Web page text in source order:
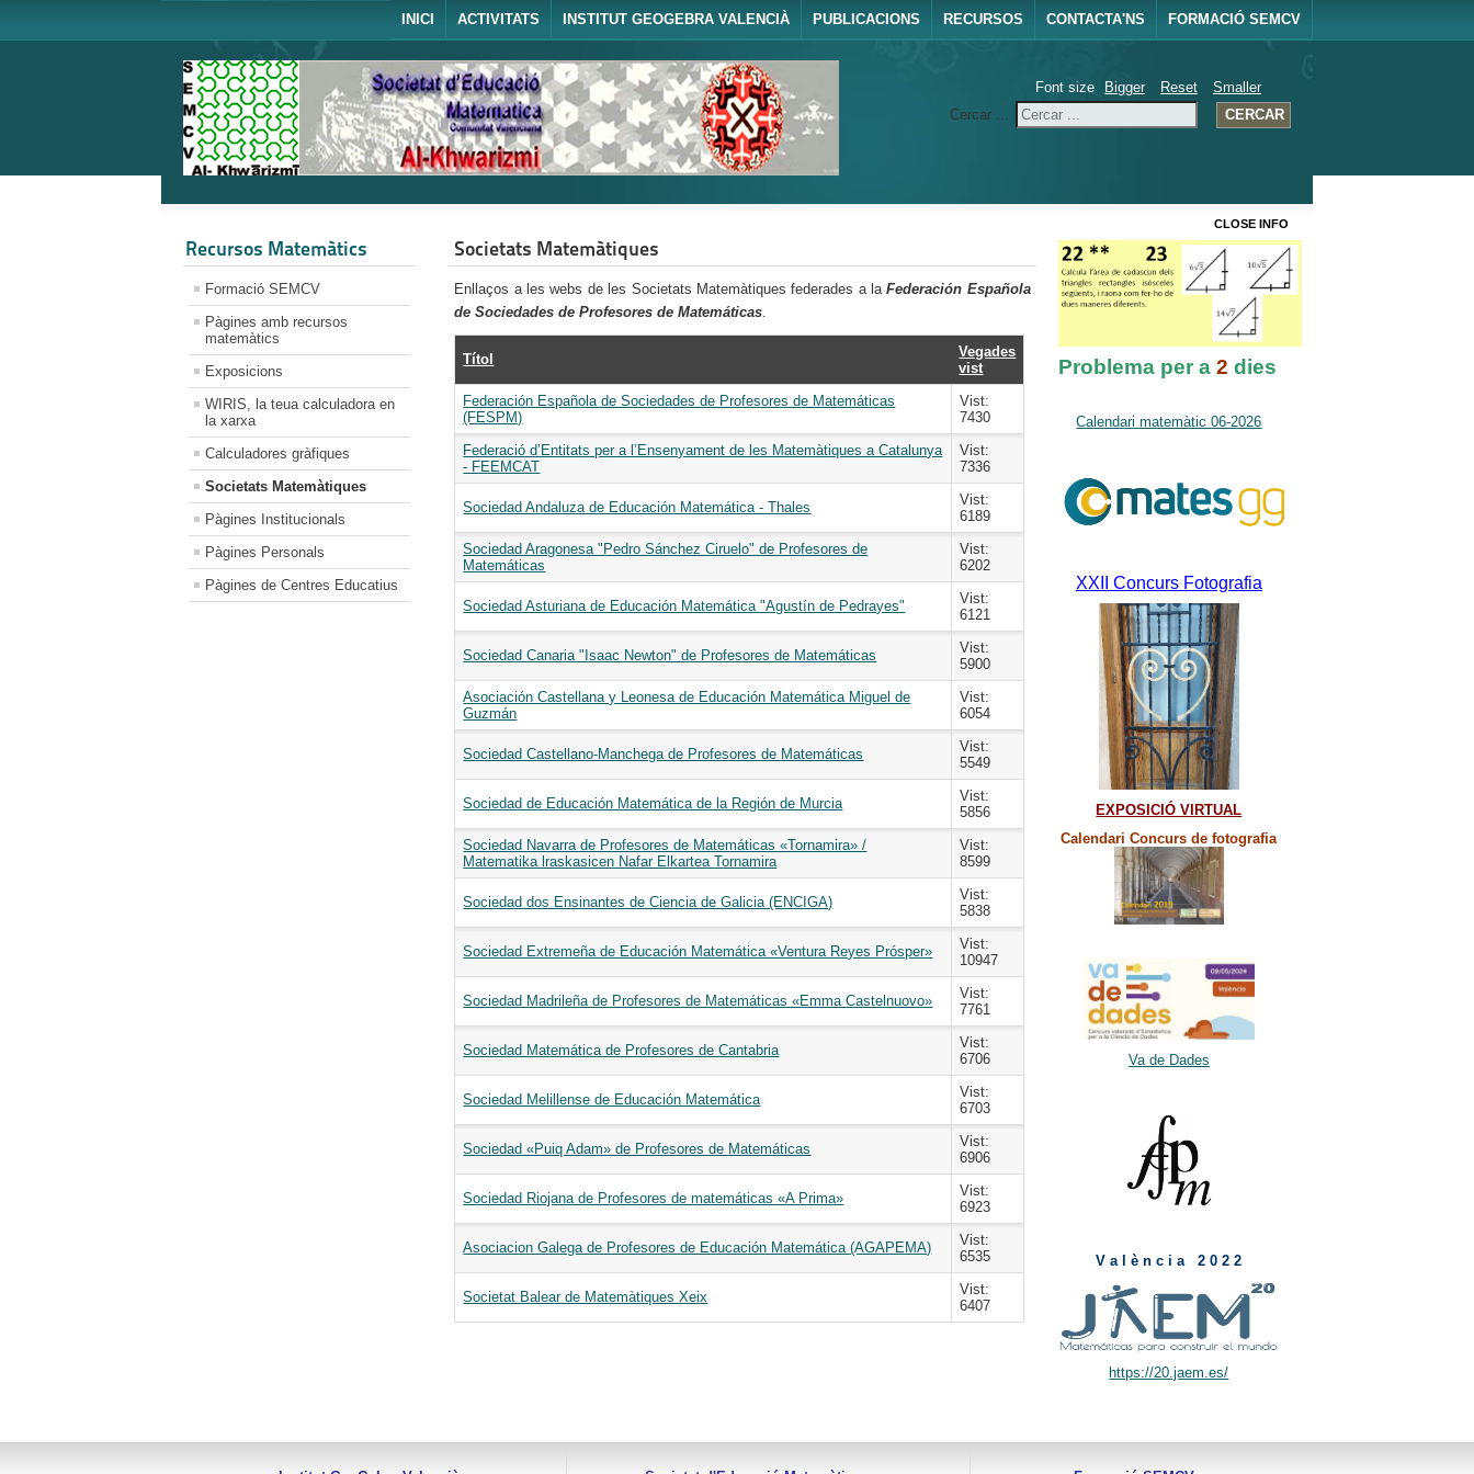
INICI ACTIVITATS INSTITUT GEOGEBRA VALENCIÀ PUBLICACIONS RECURSOS CONTACTA'NS FORMACIÓ SEMCV
Font size Bigger Reset
Smaller
Cercar ...
CERCAR
Recursos Matemàtics
Formació SEMCV
Pàgines amb recursos
matemàtics
Exposicions
WIRIS, la teua calculadora en
la xarxa
Calculadores gràfiques
Societats Matemàtiques
Pàgines Institucionals
Pàgines Personals
Pàgines de Centres Educatius
Societats Matemàtiques
Enllaços a les webs de les Societats Matemàtiques federades a laFederación Española
de Sociedades de Profesores de Matemáticas
Títol
Vegades
vist
Federación Española de Sociedades de Profesores de Matemáticas
(FESPM)
Vist:
7430
Federació d’Entitats per a l’Ensenyament de les Matemàtiques a Catalunya
- FEEMCAT
Vist:
7336
Sociedad Andaluza de Educación Matemática - Thales
Vist:
6189
Sociedad Aragonesa "Pedro Sánchez Ciruelo" de Profesores de
Matemáticas
Vist:
6202
Sociedad Asturiana de Educación Matemática "Agustín de Pedrayes"
Vist:
6121
Sociedad Canaria "Isaac Newton" de Profesores de Matemáticas
Vist:
5900
Asociación Castellana y Leonesa de Educación Matemática Miguel de
Guzmán
Vist:
6054
Sociedad Castellano-Manchega de Profesores de Matemáticas
Vist:
5549
Sociedad de Educación Matemática de la Región de Murcia
Vist:
5856
Sociedad Navarra de Profesores de Matemáticas «Tornamira» /
Matematika lraskasicen Nafar Elkartea Tornamira
Vist:
8599
Sociedad dos Ensinantes de Ciencia de Galicia (ENCIGA)
Vist:
5838
Sociedad Extremeña de Educación Matemática «Ventura Reyes Prósper»
Vist:
10947
Sociedad Madrileña de Profesores de Matemáticas «Emma Castelnuovo»
Vist:
7761
Sociedad Matemática de Profesores de Cantabria
Vist:
6706
Sociedad Melillense de Educación Matemática
Vist:
6703
Sociedad «Puiq Adam» de Profesores de Matemáticas
Vist:
6906
Sociedad Riojana de Profesores de matemáticas «A Prima»
Vist:
6923
Asociacion Galega de Profesores de Educación Matemática (AGAPEMA)
Vist:
6535
Societat Balear de Matemàtiques Xeix
Vist:
6407
CLOSE INFO
Problema per a 2 dies
Calendari matemàtic 06-2026
XXII Concurs Fotografia
EXPOSICIÓ VIRTUAL
Calendari Concurs de fotografia
Va de Dades
V a l è n c i a 2 0 2 2
https://20.jaem.es/